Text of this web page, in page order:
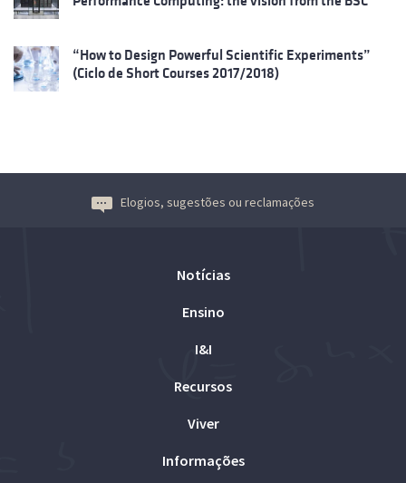
“How to Design Powerful Scientific Experiments”
(Ciclo de Short Courses 2017/2018)
Elogios, sugestões ou reclamações
Notícias
Ensino
I&I
Recursos
Viver
Informações